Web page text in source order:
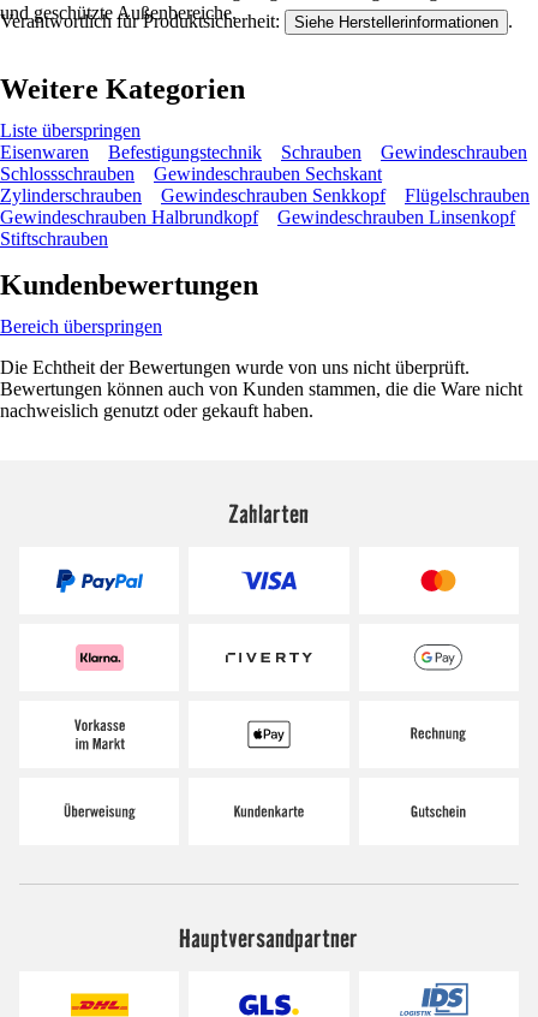
und geschützte Außenbereiche.
Verantwortlich für Produktsicherheit: Siehe Herstellerinformationen .
Weitere Kategorien
Liste überspringen
Eisenwaren
Befestigungstechnik Schrauben
Gewindeschrauben
Schlossschrauben
Gewindeschrauben Sechskant
Zylinderschrauben
Gewindeschrauben Senkkopf
Flügelschrauben
Gewindeschrauben Halbrundkopf
Gewindeschrauben Linsenkopf
Stiftschrauben
Kundenbewertungen
Bereich überspringen
Die Echtheit der Bewertungen wurde von uns nicht überprüft.
Bewertungen können auch von Kunden stammen, die die Ware nicht
nachweislich genutzt oder gekauft haben.
Zahlarten
Hauptversandpartner